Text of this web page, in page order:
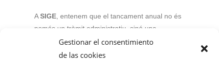
Gestionar el consentimiento
de las cookies
ASIGE, entenem que el tancament anual no és
només un tràmit administratiu, sinó una
oportunitat per optimitzar la càrrega impositiva i
planificar el creixement de la teva empresa. El